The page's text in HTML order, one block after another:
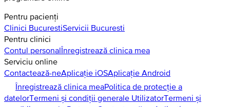
Pentru pacienți
Clinici BucurestiServicii Bucuresti
Pentru clinici
Contul personalÎnregistrează clinica mea
Serviciu online
Contactează-neAplicație iOSAplicație Android
Înregistrează clinica meaPolitica de protecție a
datelorTermeni și condiții generale UtilizatorTermeni și